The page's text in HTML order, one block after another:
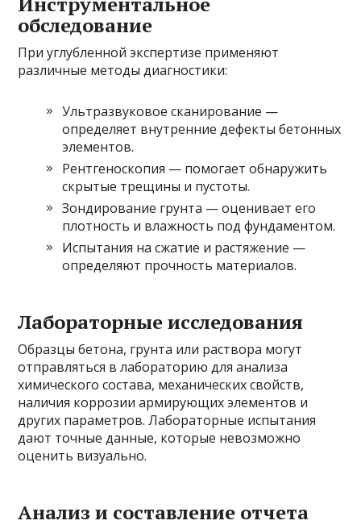
обследование
При углубленной экспертизе применяют
различные методы диагностики:
Ультразвуковое сканирование —
определяет внутренние дефекты бетонных
элементов.
Рентгеноскопия — помогает обнаружить
скрытые трещины и пустоты.
Зондирование грунта — оценивает его
плотность и влажность под фундаментом.
Испытания на сжатие и растяжение —
определяют прочность материалов.
Лабораторные исследования
Образцы бетона, грунта или раствора могут
отправляться в лабораторию для анализа
химического состава, механических свойств,
наличия коррозии армирующих элементов и
других параметров. Лабораторные испытания
дают точные данные, которые невозможно
оценить визуально.
Анализ и составление отчета